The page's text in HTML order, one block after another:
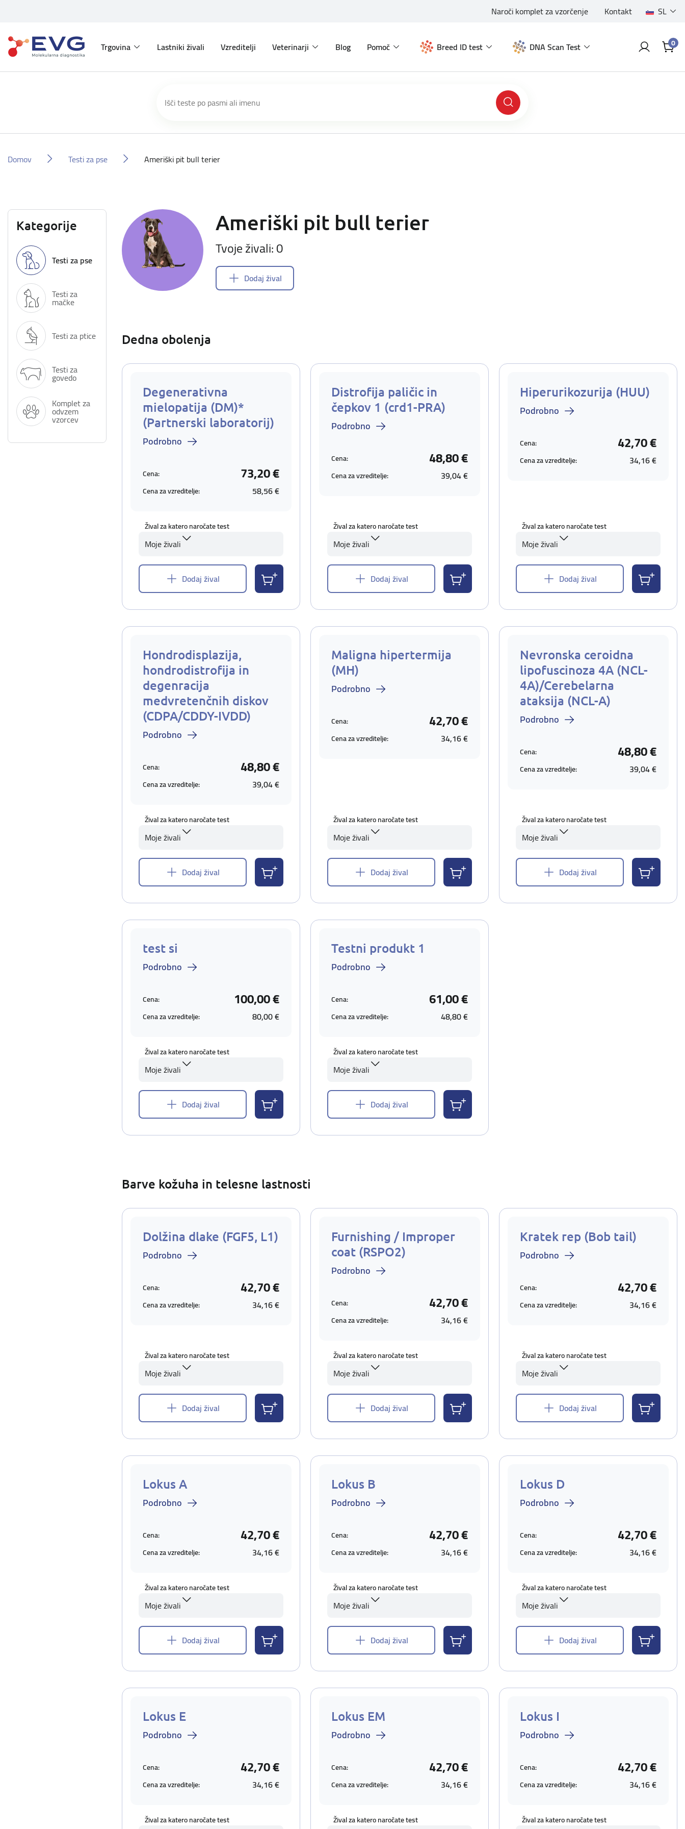
Naroči komplet za vzorčenje Kontakt SL
Trgovina Lastniki živali Vzreditelji Veterinarji Blog Pomoč Breed ID test DNA Scan Test 0
Domov Testi za pse Ameriški pit bull terier
Kategorije
Testi za pse
Testi za
mačke
Testi za ptice
Testi za
govedo
Komplet za
odvzem
vzorcev
Ameriški pit bull terier
Tvoje živali: 0
Dodaj žival
Dedna obolenja
Degenerativna
mielopatija (DM)*
(Partnerski laboratorij)
Podrobno
Cena: 73,20 €
Cena za vzreditelje: 58,56 €
Žival za katero naročate test
Moje živali
Dodaj žival
Distrofija paličic in
čepkov 1 (crd1-PRA)
Podrobno
Cena: 48,80 €
Cena za vzreditelje: 39,04 €
Žival za katero naročate test
Moje živali
Dodaj žival
Hiperurikozurija (HUU)
Podrobno
Cena: 42,70 €
Cena za vzreditelje: 34,16 €
Žival za katero naročate test
Moje živali
Dodaj žival
Hondrodisplazija,
hondrodistrofija in
degenracija
medvretenčnih diskov
(CDPA/CDDY-IVDD)
Podrobno
Cena: 48,80 €
Cena za vzreditelje: 39,04 €
Žival za katero naročate test
Moje živali
Dodaj žival
Maligna hipertermija
(MH)
Podrobno
Cena: 42,70 €
Cena za vzreditelje: 34,16 €
Žival za katero naročate test
Moje živali
Dodaj žival
Nevronska ceroidna
lipofuscinoza 4A (NCL-
4A)/Cerebelarna
ataksija (NCL-A)
Podrobno
Cena: 48,80 €
Cena za vzreditelje: 39,04 €
Žival za katero naročate test
Moje živali
Dodaj žival
test si
Podrobno
Cena: 100,00 €
Cena za vzreditelje: 80,00 €
Žival za katero naročate test
Moje živali
Dodaj žival
Testni produkt 1
Podrobno
Cena: 61,00 €
Cena za vzreditelje: 48,80 €
Žival za katero naročate test
Moje živali
Dodaj žival
Barve kožuha in telesne lastnosti
Dolžina dlake (FGF5, L1)
Podrobno
Cena: 42,70 €
Cena za vzreditelje: 34,16 €
Žival za katero naročate test
Moje živali
Dodaj žival
Furnishing / Improper
coat (RSPO2)
Podrobno
Cena: 42,70 €
Cena za vzreditelje: 34,16 €
Žival za katero naročate test
Moje živali
Dodaj žival
Kratek rep (Bob tail)
Podrobno
Cena: 42,70 €
Cena za vzreditelje: 34,16 €
Žival za katero naročate test
Moje živali
Dodaj žival
Lokus A
Podrobno
Cena: 42,70 €
Cena za vzreditelje: 34,16 €
Žival za katero naročate test
Moje živali
Dodaj žival
Lokus B
Podrobno
Cena: 42,70 €
Cena za vzreditelje: 34,16 €
Žival za katero naročate test
Moje živali
Dodaj žival
Lokus D
Podrobno
Cena: 42,70 €
Cena za vzreditelje: 34,16 €
Žival za katero naročate test
Moje živali
Dodaj žival
Lokus E
Podrobno
Cena: 42,70 €
Cena za vzreditelje: 34,16 €
Žival za katero naročate test
Lokus EM
Podrobno
Cena: 42,70 €
Cena za vzreditelje: 34,16 €
Žival za katero naročate test
Lokus I
Podrobno
Cena: 42,70 €
Cena za vzreditelje: 34,16 €
Žival za katero naročate test